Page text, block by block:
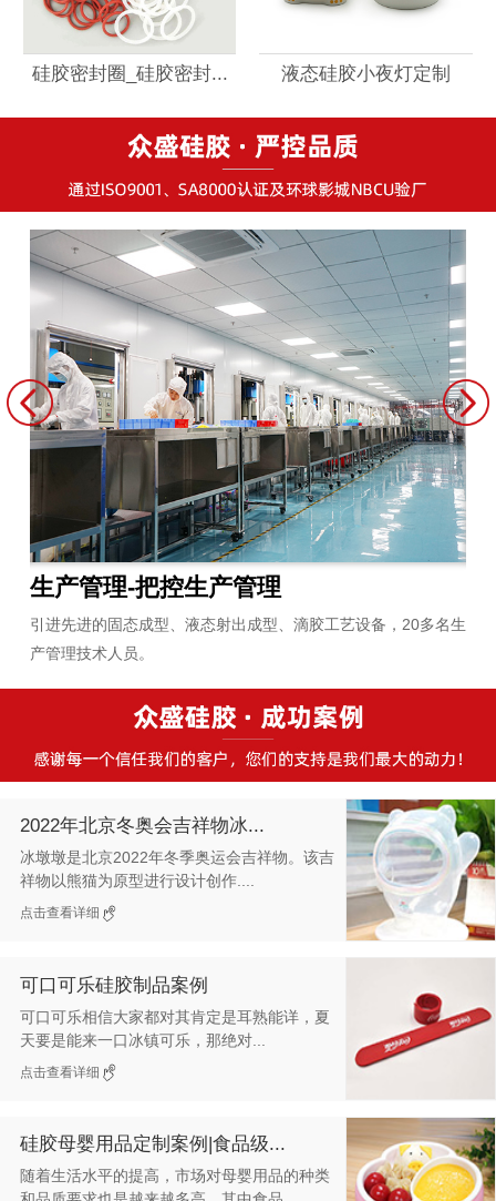
硅胶密封圈_硅胶密封... 液态硅胶小夜灯定制
品质管理-把控品质管理
工厂严格按照ISO检测标准执行落地，经验丰富的品质检查员配
合专业的检测设备。
2022年北京冬奥会吉祥物冰...
冰墩墩是北京2022年冬季奥运会吉祥物。该吉
祥物以熊猫为原型进行设计创作....
点击查看详细
可口可乐硅胶制品案例
可口可乐相信大家都对其肯定是耳熟能详，夏
天要是能来一口冰镇可乐，那绝对...
点击查看详细
硅胶母婴用品定制案例|食品级...
随着生活水平的提高，市场对母婴用品的种类